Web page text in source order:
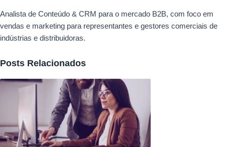
Analista de Conteúdo & CRM para o mercado B2B, com foco em
vendas e marketing para representantes e gestores comerciais de
indústrias e distribuidoras.
Posts Relacionados